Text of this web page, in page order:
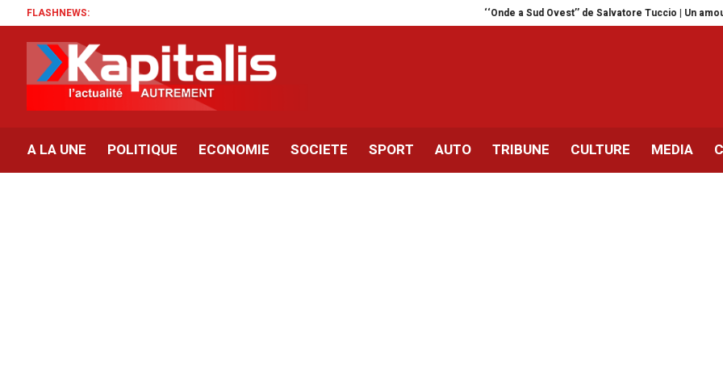
FLASHNEWS: ‘‘Onde a Sud Ovest’’ de Salvatore Tuccio | Un amour
A LA UNE POLITIQUE ECONOMIE SOCIETE SPORT AUTO TRIBUNE CULTURE MEDIA